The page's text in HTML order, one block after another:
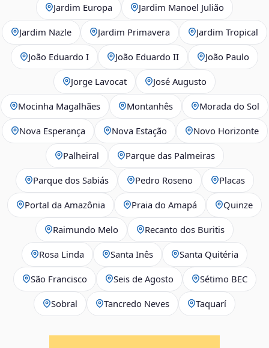
Jardim Europa Jardim Manoel Julião
Jardim Nazle Jardim Primavera Jardim Tropical
João Eduardo I João Eduardo II João Paulo
Jorge Lavocat José Augusto
Mocinha Magalhães Montanhês Morada do Sol
Nova Esperança Nova Estação Novo Horizonte
Palheiral Parque das Palmeiras
Parque dos Sabiás Pedro Roseno Placas
Portal da Amazônia Praia do Amapá Quinze
Raimundo Melo Recanto dos Buritis
Rosa Linda Santa Inês Santa Quitéria
São Francisco Seis de Agosto Sétimo BEC
Sobral Tancredo Neves Taquarí